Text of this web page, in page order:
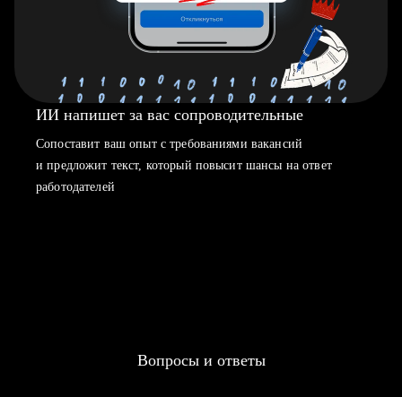
ИИ напишет за вас сопроводительные
Сопоставит ваш опыт с требованиями вакансий
и предложит текст, который повысит шансы на ответ
работодателей
Вопросы и ответы